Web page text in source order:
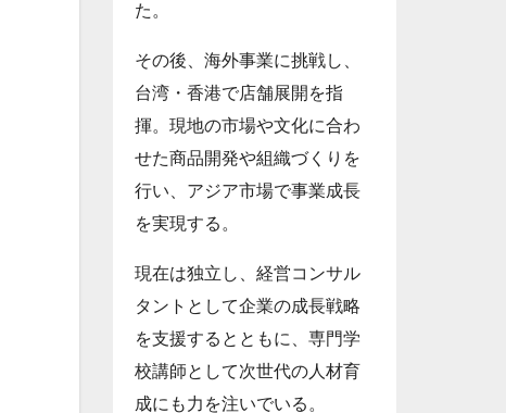
た。
その後、海外事業に挑戦し、
台湾・香港で店舗展開を指
揮。現地の市場や文化に合わ
せた商品開発や組織づくりを
行い、アジア市場で事業成長
を実現する。
現在は独立し、経営コンサル
タントとして企業の成長戦略
を支援するとともに、専門学
校講師として次世代の人材育
成にも力を注いでいる。